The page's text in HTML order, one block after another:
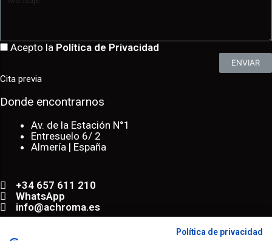
Acepto la Política de Privacidad
ENVIAR
Cita previa
Donde encontrarnos
Av. de la Estación N°1
Entresuelo 6/ 2
Almería | España
+34 657 611 210
WhatsApp
info@achroma.es
Política de privacidad